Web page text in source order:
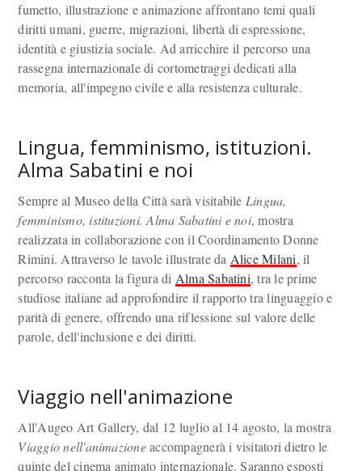
fumetto, illustrazione e animazione affrontano temi quali
diritti umani, guerre, migrazioni, libertà di espressione,
identità e giustizia sociale. Ad arricchire il percorso una
rassegna internazionale di cortometraggi dedicati alla
memoria, all'impegno civile e alla resistenza culturale.
Lingua, femminismo, istituzioni.
Alma Sabatini e noi
Sempre al Museo della Città sarà visitabile Lingua,
femminismo, istituzioni. Alma Sabatini e noi, mostra
realizzata in collaborazione con il Coordinamento Donne
Rimini. Attraverso le tavole illustrate da Alice Milani, il
percorso racconta la figura di Alma Sabatini, tra le prime
studiose italiane ad approfondire il rapporto tra linguaggio e
parità di genere, offrendo una riflessione sul valore delle
parole, dell'inclusione e dei diritti.
Viaggio nell'animazione
All'Augeo Art Gallery, dal 12 luglio al 14 agosto, la mostra
Viaggio nell'animazioneaccompagnerà i visitatori dietro le
quinte del cinema animato internazionale. Saranno esposti